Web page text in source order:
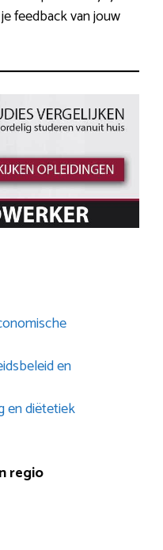
feedback van jouw
en
en diëtetiek
regio